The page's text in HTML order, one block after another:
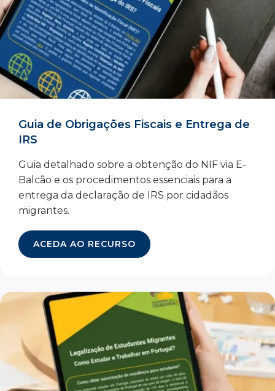
Guia de Obrigações Fiscais e Entrega de
IRS
Guia detalhado sobre a obtenção do NIF via E-
Balcão e os procedimentos essenciais para a
entrega da declaração de IRS por cidadãos
migrantes.
ACEDA AO RECURSO